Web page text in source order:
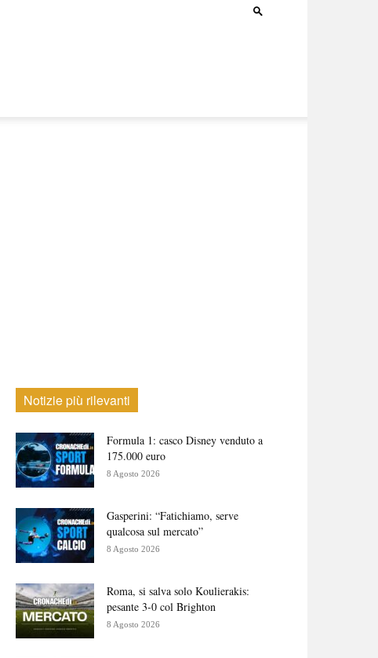
Notizie più rilevanti
Formula 1: casco Disney venduto a
175.000 euro
8 Agosto 2026
Gasperini: “Fatichiamo, serve
qualcosa sul mercato”
8 Agosto 2026
Roma, si salva solo Koulierakis:
pesante 3-0 col Brighton
8 Agosto 2026